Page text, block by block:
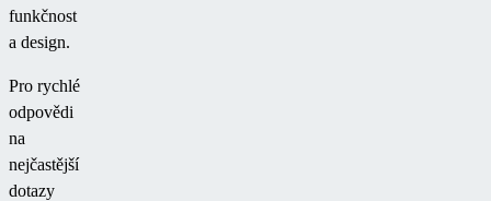
funkčnost
a design.
Pro rychlé
odpovědi
na
nejčastější
dotazy